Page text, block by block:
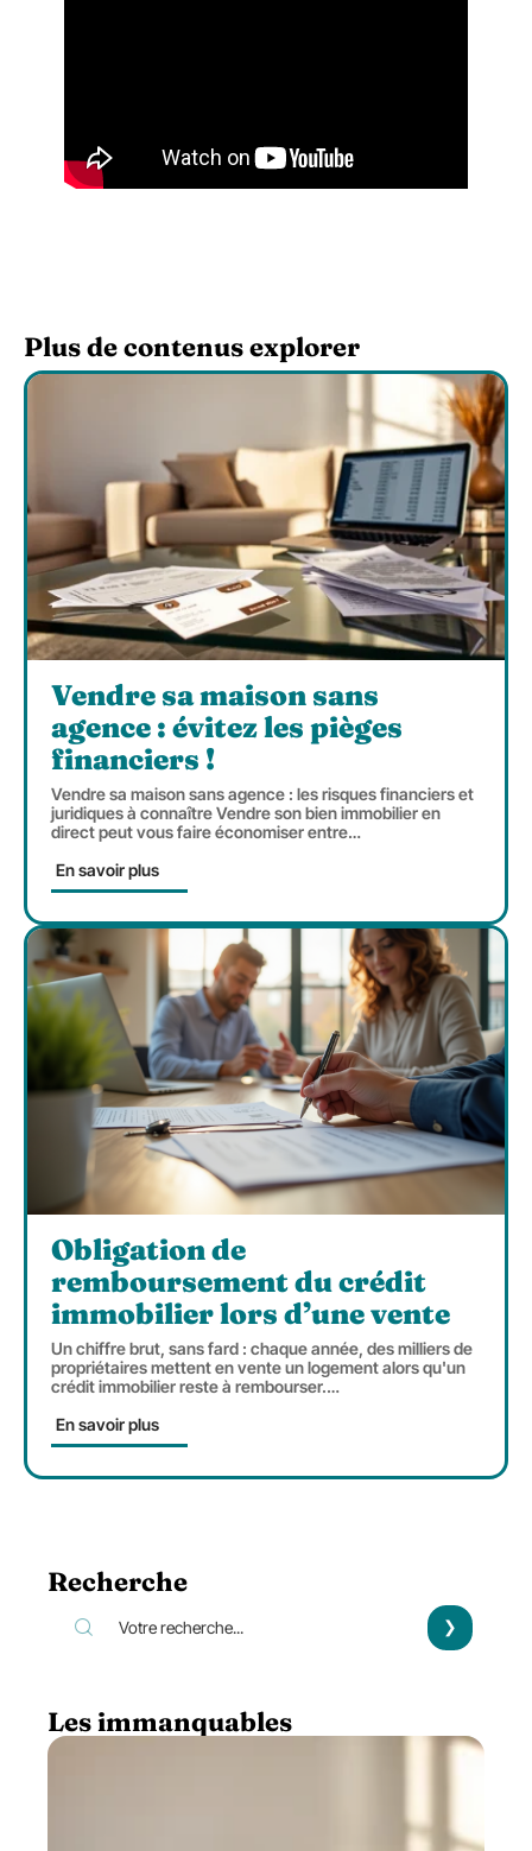
Plus de contenus explorer
Vendre sa maison sans
agence : évitez les pièges
financiers !
Vendre sa maison sans agence : les risques financiers et
juridiques à connaître Vendre son bien immobilier en
direct peut vous faire économiser entre…
En savoir plus
Obligation de
remboursement du crédit
immobilier lors d’une vente
Un chiffre brut, sans fard : chaque année, des milliers de
propriétaires mettent en vente un logement alors qu'un
crédit immobilier reste à rembourser.…
En savoir plus
Recherche
Les immanquables